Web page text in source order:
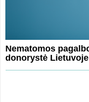
Nematomos
donorystė